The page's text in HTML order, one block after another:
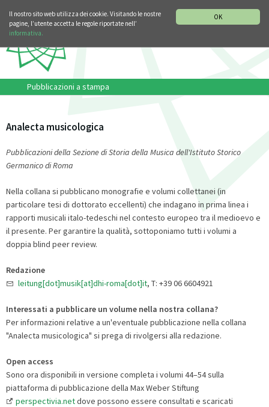
OK
Il nostro sito web utilizza dei cookie. Visitando le nostre
pagine, l’utente accetta le regole riportate nell’
informativa.
Pubblicazioni a stampa
Analecta musicologica
Pubblicazioni della Sezione di Storia della Musica dell'Istituto Storico
Germanico di Roma
Nella collana si pubblicano monografie e volumi collettanei (in
particolare tesi di dottorato eccellenti) che indagano in prima linea i
rapporti musicali italo-tedeschi nel contesto europeo tra il medioevo e
il presente. Per garantire la qualità, sottoponiamo tutti i volumi a
doppia blind peer review.
Redazione
leitung[dot]musik[at]dhi-roma[dot]it, T: +39 06 6604921
Interessati a pubblicare un volume nella nostra collana?
Per informazioni relative a un'eventuale pubblicazione nella collana
"Analecta musicologica" si prega di rivolgersi alla redazione.
Open access
Sono ora disponibili in versione completa i volumi 44–54 sulla
piattaforma di pubblicazione della Max Weber Stiftung
perspectivia.netdove possono essere consultati e scaricati